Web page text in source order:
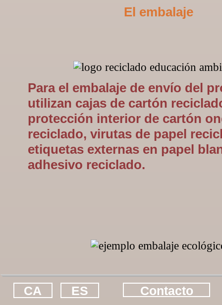
El embalaje
Para el embalaje de envío del
utilizan cajas de cartón
protección interior de cartón
reciclado, virutas de papel
etiquetas externas en papel
adhesivo reciclado.
CA ES
Contacto